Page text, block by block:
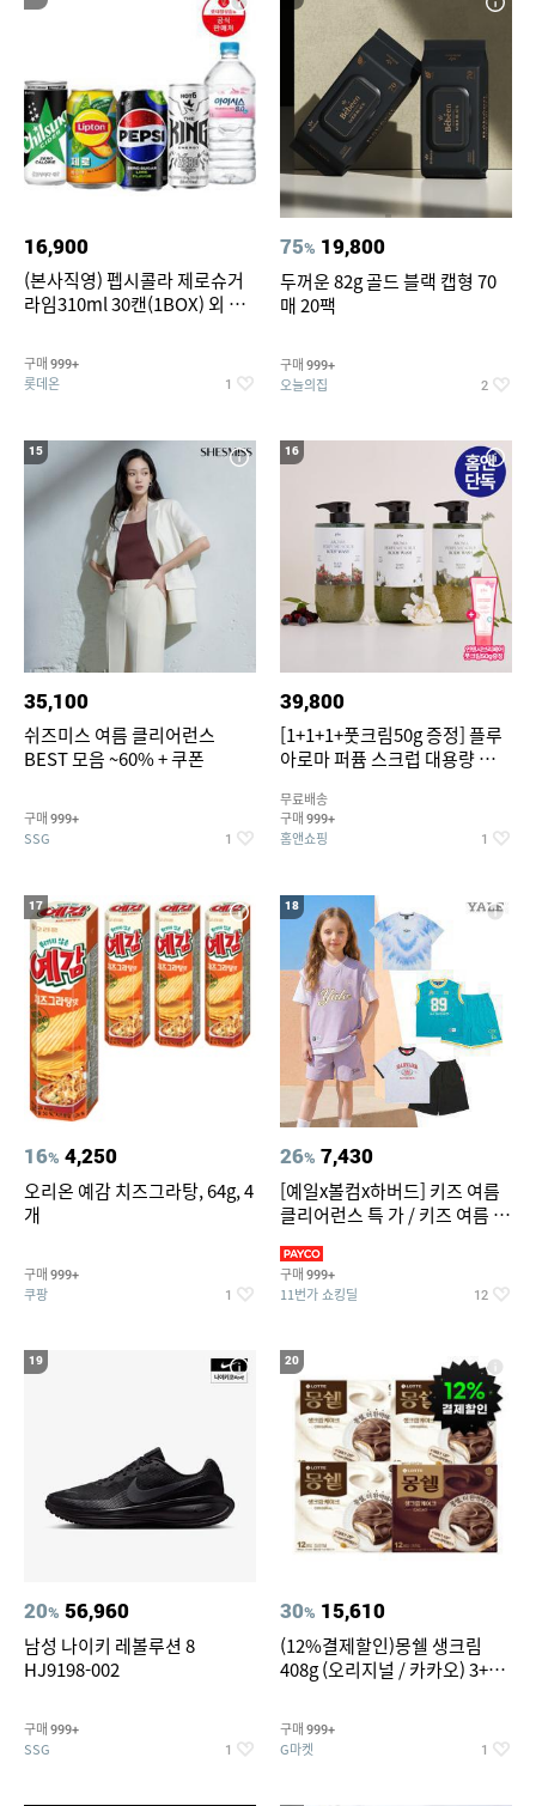
16,900
(본사직영) 펩시콜라 제로슈거
라임310ml 30캔(1BOX) 외 롯
구매 999+
롯데온 1
75% 19,800
두꺼운 82g 골드 블랙 캡형 70
매 20팩
구매 999+
오늘의집 2
15
35,100
쉬즈미스 여름 클리어런스
BEST 모음 ~60% + 쿠폰
구매 999+
SSG 1
16
39,800
[1+1+1+풋크림50g 증정] 플루
아로마 퍼퓸 스크럽 대용량 바디
무료배송
구매 999+
홈앤쇼핑 1
17
16% 4,250
오리온 예감 치즈그라탕, 64g, 4
개
구매 999+
쿠팡 1
18
26% 7,430
[예일x볼컴x하버드] 키즈 여름
클리어런스 특 가 / 키즈 여름 수
구매 999+
11번가 쇼킹딜 12
19
20% 56,960
남성 나이키 레볼루션 8
HJ9198-002
구매 999+
SSG 1
20
30% 15,610
(12%결제할인)몽쉘 생크림
408g (오리지널 / 카카오) 3+1
구매 999+
G마켓 1